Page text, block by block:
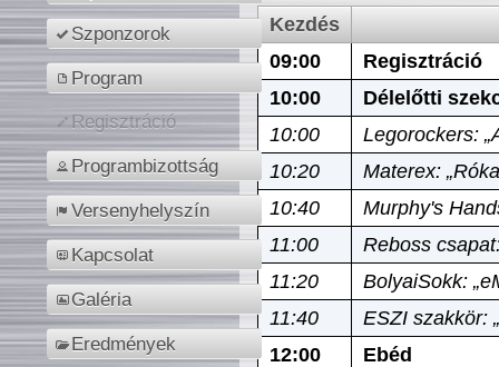
Szponzorok
Program
Regisztráció
Programbizottság
Versenyhelyszín
Kapcsolat
Galéria
Eredmények
Kezdés
09:00
Regisztráció
10:00
Délelőtti
10:00
Legorockers:
10:20
Materex:
10:40
Murphy's
11:00
Reboss
11:20
BolyaiSokk:
11:40
ESZI szakkör:
12:00
Ebéd